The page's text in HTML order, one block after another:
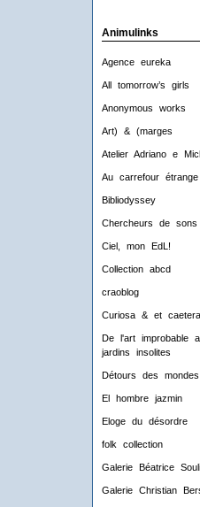
Animulinks
Agence eureka
All tomorrow’s girls
Anonymous works
Art) & (marges
Atelier Adriano e
Au carrefour étrange
Bibliodyssey
Chercheurs de sons
Ciel, mon EdL!
Collection abcd
craoblog
Curiosa & et caetera
De l'art improbable
jardins insolites
Détours des mondes
El hombre jazmin
Eloge du désordre
folk collection
Galerie Béatrice
Galerie Christian